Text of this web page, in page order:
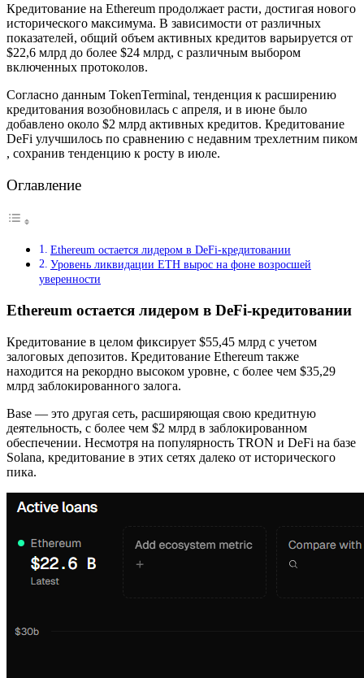
Кредитование на Ethereum продолжает расти, достигая нового
исторического максимума. В зависимости от различных
показателей, общий объем активных кредитов варьируется от
$22,6 млрд до более $24 млрд, с различным выбором
включенных протоколов.
Согласно данным TokenTerminal, тенденция к расширению
кредитования возобновилась с апреля, и в июне было
добавлено около $2 млрд активных кредитов. Кредитование
DeFi улучшилось по сравнению с недавним трехлетним пиком
, сохранив тенденцию к росту в июле.
Оглавление
Ethereum остается лидером в DeFi-кредитовании
Уровень ликвидации ETH вырос на фоне возросшей
уверенности
Ethereum остается лидером в DeFi-кредитовании
Кредитование в целом фиксирует $55,45 млрд с учетом
залоговых депозитов. Кредитование Ethereum также
находится на рекордно высоком уровне, с более чем $35,29
млрд заблокированного залога.
Base — это другая сеть, расширяющая свою кредитную
деятельность, с более чем $2 млрд в заблокированном
обеспечении. Несмотря на популярность TRON и DeFi на базе
Solana, кредитование в этих сетях далеко от исторического
пика.